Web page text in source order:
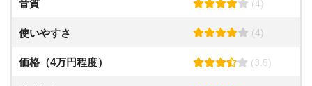
音質 (4)
使いやすさ (4)
価格（4万円程度） (3.5)